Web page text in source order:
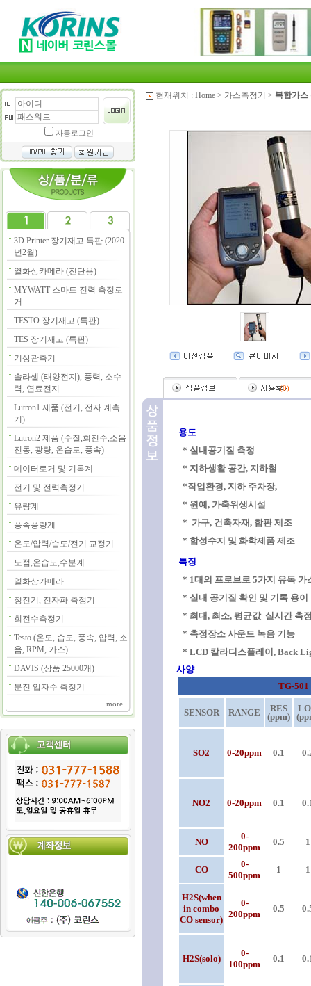
자동로그인
3D Printer 장기재고 특판 (2020
년2월)
열화상카메라 (진단용)
MYWATT 스마트 전력 측정로
거
TESTO 장기재고 (특판)
TES 장기재고 (특판)
기상관측기
솔라셀 (태양전지), 풍력, 소수
력, 연료전지
Lutron1 제품 (전기, 전자 계측
기)
Lutron2 제품 (수질,회전수,소음
진동, 광량, 온습도, 풍속)
데이터로거 및 기록계
전기 및 전력측정기
유량계
풍속풍량계
온도/압력/습도/전기 교정기
노점,온습도,수분계
열화상카메라
정전기, 전자파 측정기
회전수측정기
Testo (온도, 습도, 풍속, 압력, 소
음, RPM, 가스)
DAVIS (상품 25000개)
분진 입자수 측정기
more
현재위치 : Home > 가스측정기 > 복합가스
(0)
용도
* 실내공기질 측정
* 지하생활 공간, 지하철
*작업환경, 지하 주차장,
* 원예, 가축위생시설
* 가구, 건축자재, 합판 제조
* 합성수지 및 화학제품 제조
특징
* 1대의 프로브로 5가지 유독 가
* 실내 공기질 확인 및 기록 용이
* 최대, 최소, 평균값 실시간 측
* 측정장소 사운드 녹음 기능
* LCD 칼라디스플레이, Back
사양
TG-501
SENSOR RANGE
RES
(ppm)
SO2 0-20ppm 0.1
NO2 0-20ppm 0.1
NO
0-
200ppm
0.5 1
CO
0-
500ppm
1 1
H2S(when
in combo
CO sensor)
0-
200ppm
0.5
H2S(solo)
0-
100ppm
0.1